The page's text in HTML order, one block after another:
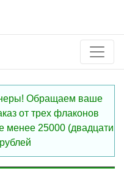
Обращаем ваше
от трех флаконов
менее 25000 (двадцати